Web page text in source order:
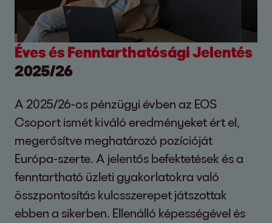
Éves és Fenntarthatósági Jelentés
2025/26
A 2025/26-os pénzügyi évben az EOS
Csoport ismét kiváló eredményeket ért el,
megerősítve meghatározó pozícióját
Európa-szerte. A jelentős befektetések és a
fenntartható üzleti gyakorlatokra való
összpontosítás kulcsszerepet játszottak
ebben a sikerben. Ellenálló képességével és